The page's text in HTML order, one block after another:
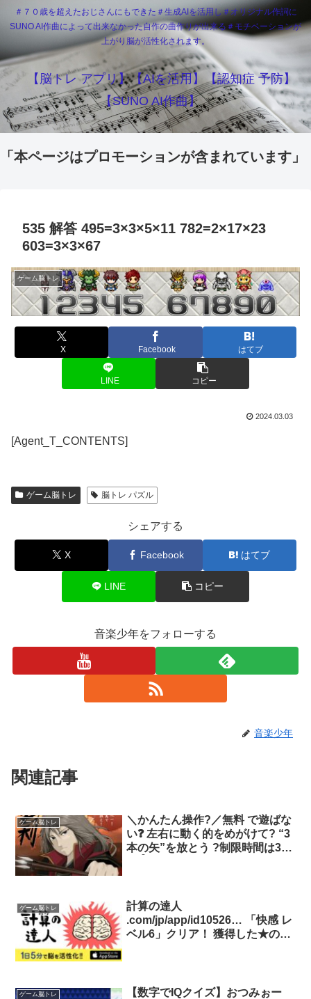
＃７０歳を超えたおじさんにもできた＃生成AIを活用し＃オリジナル作詞に
SUNO AI作曲によって出来なかった自作の曲作りが出来る＃モチベーションが
上がり脳が活性化されます。
【脳トレ アプリ】【AIを活用】【認知症 予防】
【SUNO AI作曲】
「本ページはプロモーションが含まれています」
535 解答 495=3×3×5×11 782=2×17×23
603=3×3×67
ゲーム脳トレ
X Facebook はてブ
LINE コピー
2024.03.03
[Agent_T_CONTENTS]
ゲーム脳トレ 脳トレ パズル
シェアする
X Facebook はてブ
LINE コピー
音楽少年をフォローする
音楽少年
関連記事
ゲーム脳トレ
＼かんたん操作?／無料 で遊ばな
い❓ 左右に動く的をめがけて? “3
本の矢”を放とう ?制限時間は30
覧? .jp/category/game/
ゲーム脳トレ
計算の達人
.com/jp/app/id10526… 「快感 レ
ベル6」クリア！ 獲得した★の
ゲーム脳トレ
【数字でIQクイズ】おつみぉー